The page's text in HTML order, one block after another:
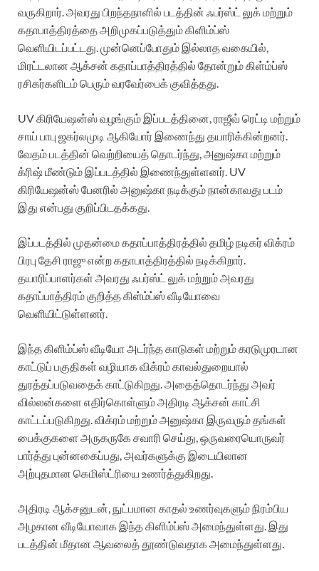
வருகிறார். அவரது பிறந்தநாளில் படத்தின் ஃபர்ஸ்ட் லுக் மற்றும்
கதாபாத்திரத்தை அறிமுகப்படுத்தும் கிளிம்ப்ஸ்
வெளியிடப்பட்டது. முன்னெப்போதும் இல்லாத வகையில்,
மிரட்டலான ஆக்சன் கதாப்பாத்திரத்தில் தோன்றும் கிள்ம்ப்ஸ்
ரசிகர்களிடம் பெரும் வரவேர்பைக் குவித்தது.
UV கிரியேஷன்ஸ் வழங்கும் இப்படத்தினை, ராஜீவ் ரெட்டி மற்றும்
சாய் பாபு ஜகர்லமுடி ஆகியோர் இணைந்து தயாரிக்கின்றனர்.
வேதம் படத்தின் வெற்றியைத் தொடர்ந்து, அனுஷ்கா மற்றும்
க்ரிஷ் மீண்டும் இப்படத்தில் இணைந்துள்ளனர். UV
கிரியேஷன்ஸ் பேனரில் அனுஷ்கா நடிக்கும் நான்காவது படம்
இது என்பது குறிப்பிடதக்கது.
இப்படத்தில் முதன்மை கதாப்பாத்திரத்தில் தமிழ் நடிகர் விக்ரம்
பிரபு தேசி ராஜு என்ற கதாபாத்திரத்தில் நடிக்கிறார்.
தயாரிப்பாளர்கள் அவரது ஃபர்ஸ்ட் லுக் மற்றும் அவரது
கதாப்பாத்திரம் குறித்த கிள்ம்ப்ஸ் வீடியோவை
வெளியிட்டுள்ளனர்.
இந்த கிளிம்ப்ஸ் வீடியோ அடர்ந்த காடுகள் மற்றும் கரடுமுரடான
காட்டுப் பகுதிகள் வழியாக விக்ரம் காவல்துறையால்
துரத்தப்படுவதைக் காட்டுகிறது. அதைத்தொடர்ந்து அவர்
வில்லன்களை எதிர்கொள்ளும் அதிரடி ஆக்சன் காட்சி
காட்டப்படுகிறது. விக்ரம் மற்றும் அனுஷ்கா இருவரும் தங்கள்
பைக்குகளை அருகருகே சவாரி செய்து, ஒருவரையொருவர்
பார்த்து புன்னகைப்பது, அவர்களுக்கு இடையிலான
அற்புதமான கெமிஸ்ட்ரியை உணர்த்துகிறது.
அதிரடி ஆக்சனுடன், நுட்பமான காதல் உணர்வுகளும் நிரம்பிய
அழகான வீடியோவாக இந்த கிளிம்ப்ஸ் அமைந்துள்ளது. இது
படத்தின் மீதான ஆவலைத் தூண்டுவதாக அமைந்துள்ளது.